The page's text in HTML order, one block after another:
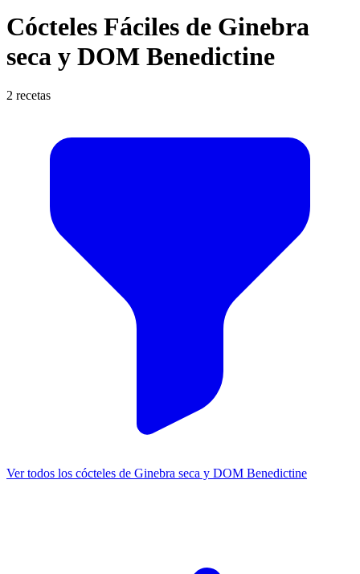
Cócteles Fáciles de Ginebra
seca y DOM Benedictine
2 recetas
Ver todos los cócteles de Ginebra seca y DOM Benedictine